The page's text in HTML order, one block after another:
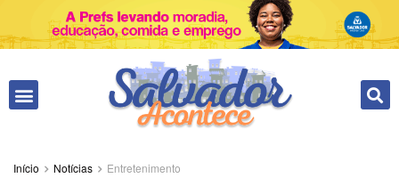
Início Notícias Entretenimento